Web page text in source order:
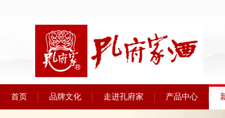
首页 品牌文化 走进孔府家 产品中心